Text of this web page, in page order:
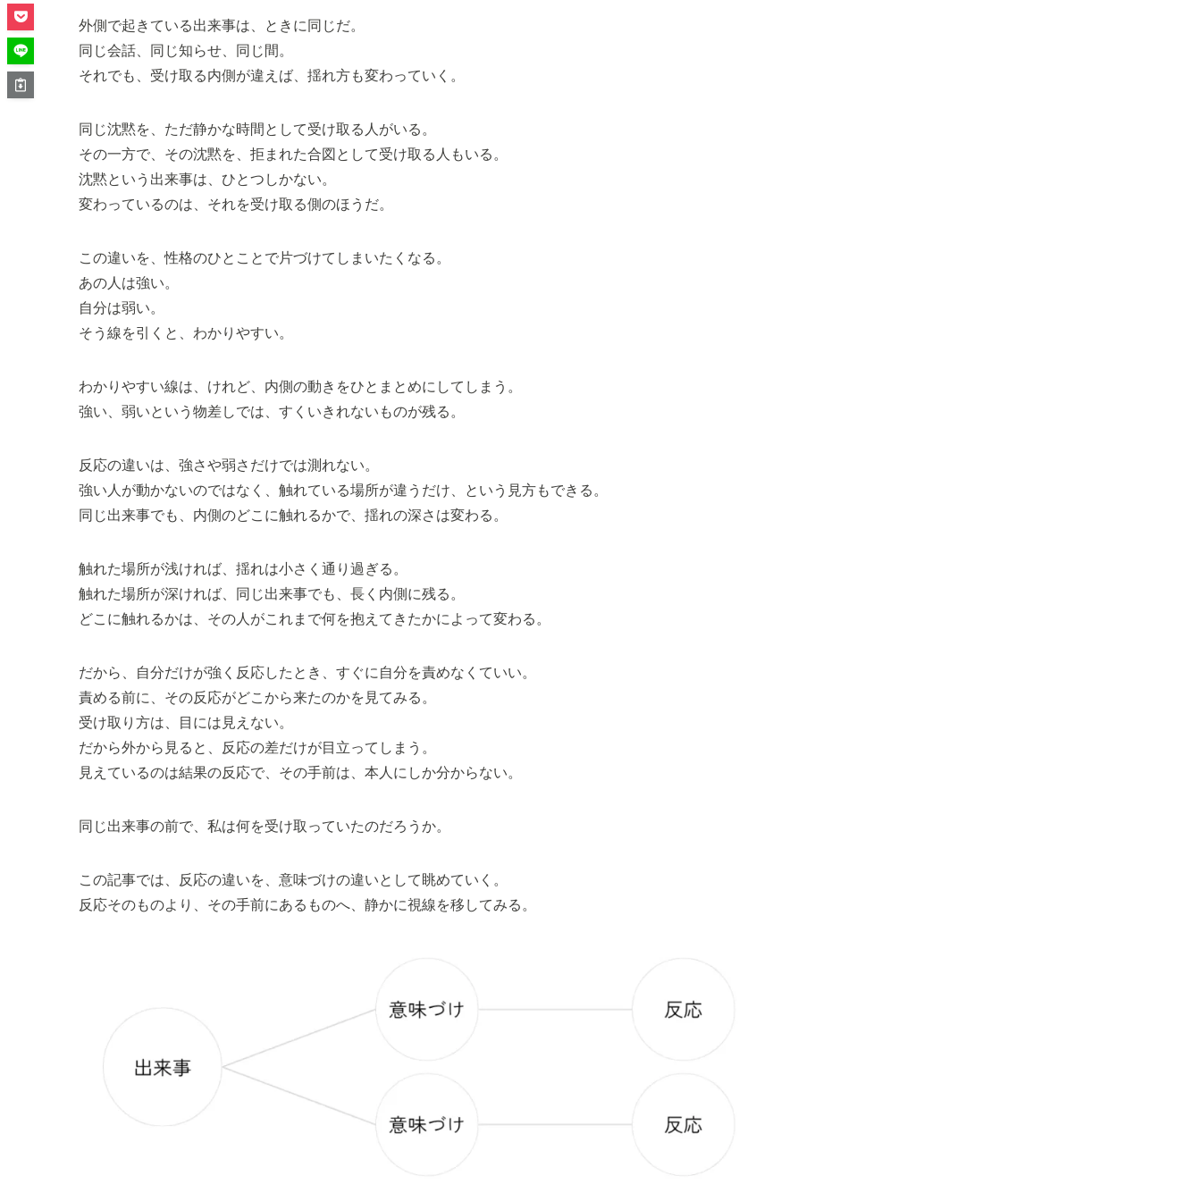
外側で起きている出来事は、ときに同じだ。
同じ会話、同じ知らせ、同じ間。
それでも、受け取る内側が違えば、揺れ方も変わっていく。
同じ沈黙を、ただ静かな時間として受け取る人がいる。
その一方で、その沈黙を、拒まれた合図として受け取る人もいる。
沈黙という出来事は、ひとつしかない。
変わっているのは、それを受け取る側のほうだ。
この違いを、性格のひとことで片づけてしまいたくなる。
あの人は強い。
自分は弱い。
そう線を引くと、わかりやすい。
わかりやすい線は、けれど、内側の動きをひとまとめにしてしまう。
強い、弱いという物差しでは、すくいきれないものが残る。
反応の違いは、強さや弱さだけでは測れない。
強い人が動かないのではなく、触れている場所が違うだけ、という見方もできる。
同じ出来事でも、内側のどこに触れるかで、揺れの深さは変わる。
触れた場所が浅ければ、揺れは小さく通り過ぎる。
触れた場所が深ければ、同じ出来事でも、長く内側に残る。
どこに触れるかは、その人がこれまで何を抱えてきたかによって変わる。
だから、自分だけが強く反応したとき、すぐに自分を責めなくていい。
責める前に、その反応がどこから来たのかを見てみる。
受け取り方は、目には見えない。
だから外から見ると、反応の差だけが目立ってしまう。
見えているのは結果の反応で、その手前は、本人にしか分からない。
同じ出来事の前で、私は何を受け取っていたのだろうか。
この記事では、反応の違いを、意味づけの違いとして眺めていく。
反応そのものより、その手前にあるものへ、静かに視線を移してみる。